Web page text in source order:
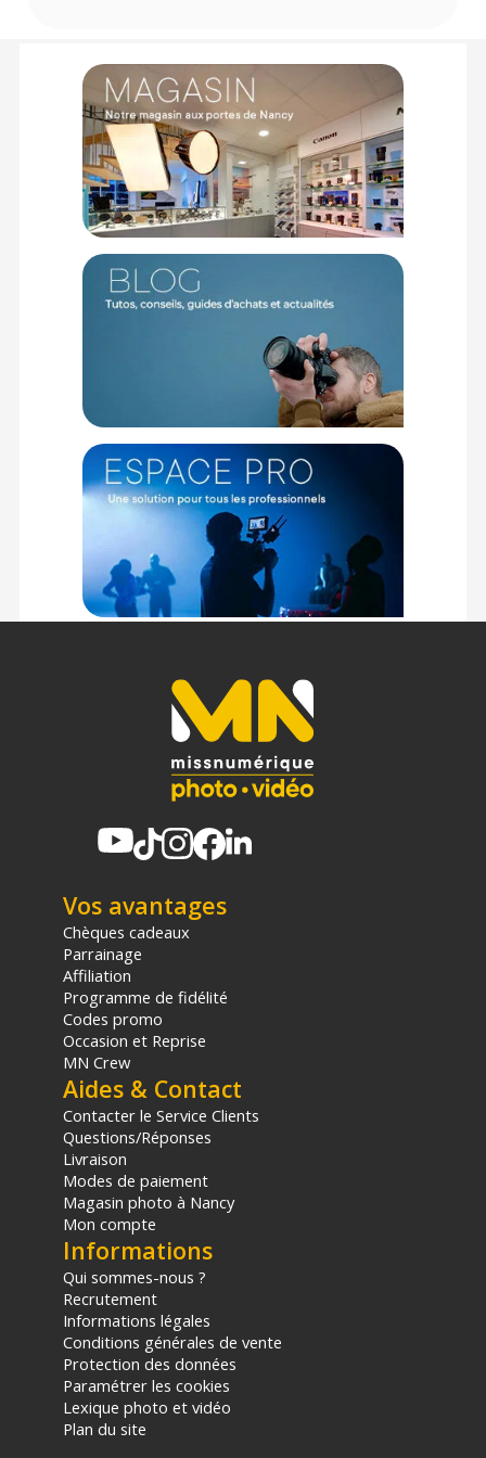
Épaisseur : 0,5 mm
Couleur : Blanc naturel
Blancheur : 83%
Opacité : 99%
Valeur PH totale : 8,5
Sans acide : Oui
Résistance à l'eau : Très haute
Séchage : Instantané
Finition : Matte
Format : A3
Nombre de feuilles : 25
25x Papier photo Hahnemuhle Bamboo A3
Code EAN Hahnemuhle Bamboo A3 25 feuilles - Papier photo -
Achat et Prix :4011367082338
(1) Offre valable jusqu'au 31 Décembre 2030 à partir de 49 euros
d'achat, sur la base d'une expédition Chronopost 24H vers un point
relais situé en France continentale uniquement, valable uniquement
sur les produits de moins de 1m et moins de 20Kg.
(2) Sous réserve d'éligibilité.
(3) Nombre de points Fidélité estimés, hors remises au panier, basé
Vos avantages
Chèques cadeaux
Parrainage
Affiliation
Programme de fidélité
Codes promo
Occasion et Reprise
MN Crew
Aides & Contact
Contacter le Service Clients
Questions/Réponses
Livraison
Modes de paiement
Magasin photo à Nancy
Mon compte
Informations
Qui sommes-nous ?
Recrutement
Informations légales
Conditions générales de vente
Protection des données
Paramétrer les cookies
Lexique photo et vidéo
Plan du site